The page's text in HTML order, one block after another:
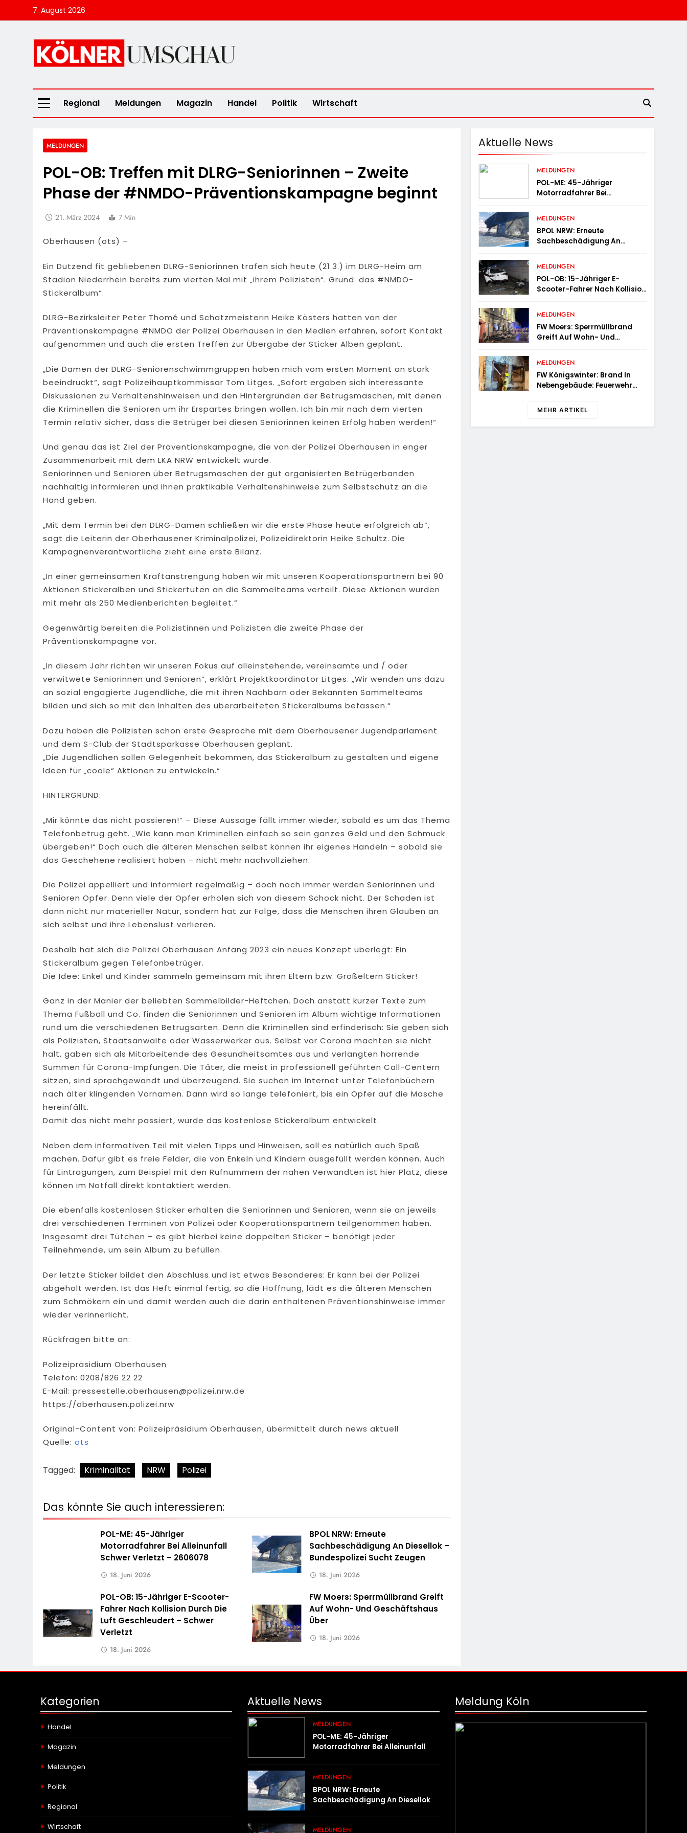
to
7. August 2026
Kölner Umschau
Regional Meldungen Magazin Handel Politik Wirtschaft
MELDUNGEN
POL-OB: Treffen mit DLRG-Seniorinnen – Zweite
Phase der #NMDO-Präventionskampagne beginnt
21. März 2024 7 Min
Oberhausen (ots) –
Ein Dutzend fit gebliebenen DLRG-Seniorinnen trafen sich heute (21.3.) im DLRG-Heim am
Stadion Niederrhein bereits zum vierten Mal mit „ihrem Polizisten“. Grund: das #NMDO-
Stickeralbum“.
DLRG-Bezirksleiter Peter Thomé und Schatzmeisterin Heike Kösters hatten von der
Präventionskampagne #NMDO der Polizei Oberhausen in den Medien erfahren, sofort Kontakt
aufgenommen und auch die ersten Treffen zur Übergabe der Sticker Alben geplant.
„Die Damen der DLRG-Seniorenschwimmgruppen haben mich vom ersten Moment an stark
beeindruckt“, sagt Polizeihauptkommissar Tom Litges. „Sofort ergaben sich interessante
Diskussionen zu Verhaltenshinweisen und den Hintergründen der Betrugsmaschen, mit denen
die Kriminellen die Senioren um ihr Erspartes bringen wollen. Ich bin mir nach dem vierten
Termin relativ sicher, dass die Betrüger bei diesen Seniorinnen keinen Erfolg haben werden!“
Und genau das ist Ziel der Präventionskampagne, die von der Polizei Oberhausen in enger
Zusammenarbeit mit dem LKA NRW entwickelt wurde.
Seniorinnen und Senioren über Betrugsmaschen der gut organisierten Betrügerbanden
nachhaltig informieren und ihnen praktikable Verhaltenshinweise zum Selbstschutz an die
Hand geben.
„Mit dem Termin bei den DLRG-Damen schließen wir die erste Phase heute erfolgreich ab“,
sagt die Leiterin der Oberhausener Kriminalpolizei, Polizeidirektorin Heike Schultz. Die
Kampagnenverantwortliche zieht eine erste Bilanz.
„In einer gemeinsamen Kraftanstrengung haben wir mit unseren Kooperationspartnern bei 90
Aktionen Stickeralben und Stickertüten an die Sammelteams verteilt. Diese Aktionen wurden
mit mehr als 250 Medienberichten begleitet.“
Gegenwärtig bereiten die Polizistinnen und Polizisten die zweite Phase der
Präventionskampagne vor.
„In diesem Jahr richten wir unseren Fokus auf alleinstehende, vereinsamte und / oder
verwitwete Seniorinnen und Senioren“, erklärt Projektkoordinator Litges. „Wir wenden uns dazu
an sozial engagierte Jugendliche, die mit ihren Nachbarn oder Bekannten Sammelteams
bilden und sich so mit den Inhalten des überarbeiteten Stickeralbums befassen.“
Dazu haben die Polizisten schon erste Gespräche mit dem Oberhausener Jugendparlament
und dem S-Club der Stadtsparkasse Oberhausen geplant.
„Die Jugendlichen sollen Gelegenheit bekommen, das Stickeralbum zu gestalten und eigene
Ideen für „coole“ Aktionen zu entwickeln.“
HINTERGRUND:
„Mir könnte das nicht passieren!“ – Diese Aussage fällt immer wieder, sobald es um das Thema
Telefonbetrug geht. „Wie kann man Kriminellen einfach so sein ganzes Geld und den Schmuck
übergeben!“ Doch auch die älteren Menschen selbst können ihr eigenes Handeln – sobald sie
das Geschehene realisiert haben – nicht mehr nachvollziehen.
Die Polizei appelliert und informiert regelmäßig – doch noch immer werden Seniorinnen und
Senioren Opfer. Denn viele der Opfer erholen sich von diesem Schock nicht. Der Schaden ist
dann nicht nur materieller Natur, sondern hat zur Folge, dass die Menschen ihren Glauben an
sich selbst und ihre Lebenslust verlieren.
Deshalb hat sich die Polizei Oberhausen Anfang 2023 ein neues Konzept überlegt: Ein
Stickeralbum gegen Telefonbetrüger.
Die Idee: Enkel und Kinder sammeln gemeinsam mit ihren Eltern bzw. Großeltern Sticker!
Ganz in der Manier der beliebten Sammelbilder-Heftchen. Doch anstatt kurzer Texte zum
Thema Fußball und Co. finden die Seniorinnen und Senioren im Album wichtige Informationen
rund um die verschiedenen Betrugsarten. Denn die Kriminellen sind erfinderisch: Sie geben sich
als Polizisten, Staatsanwälte oder Wasserwerker aus. Selbst vor Corona machten sie nicht
halt, gaben sich als Mitarbeitende des Gesundheitsamtes aus und verlangten horrende
Summen für Corona-Impfungen. Die Täter, die meist in professionell geführten Call-Centern
sitzen, sind sprachgewandt und überzeugend. Sie suchen im Internet unter Telefonbüchern
nach älter klingenden Vornamen. Dann wird so lange telefoniert, bis ein Opfer auf die Masche
hereinfällt.
Damit das nicht mehr passiert, wurde das kostenlose Stickeralbum entwickelt.
Neben dem informativen Teil mit vielen Tipps und Hinweisen, soll es natürlich auch Spaß
machen. Dafür gibt es freie Felder, die von Enkeln und Kindern ausgefüllt werden können. Auch
für Eintragungen, zum Beispiel mit den Rufnummern der nahen Verwandten ist hier Platz, diese
können im Notfall direkt kontaktiert werden.
Die ebenfalls kostenlosen Sticker erhalten die Seniorinnen und Senioren, wenn sie an jeweils
drei verschiedenen Terminen von Polizei oder Kooperationspartnern teilgenommen haben.
Insgesamt drei Tütchen – es gibt hierbei keine doppelten Sticker – benötigt jeder
Teilnehmende, um sein Album zu befüllen.
Der letzte Sticker bildet den Abschluss und ist etwas Besonderes: Er kann bei der Polizei
abgeholt werden. Ist das Heft einmal fertig, so die Hoffnung, lädt es die älteren Menschen
zum Schmökern ein und damit werden auch die darin enthaltenen Präventionshinweise immer
wieder verinnerlicht.
Rückfragen bitte an:
Polizeipräsidium Oberhausen
Telefon: 0208/826 22 22
E-Mail: pressestelle.oberhausen@polizei.nrw.de
https://oberhausen.polizei.nrw
Original-Content von: Polizeipräsidium Oberhausen, übermittelt durch news aktuell
Quelle: ots
Tagged: Kriminalität NRW Polizei
Das könnte Sie auch interessieren:
POL-ME: 45-Jähriger
Motorradfahrer Bei Alleinunfall
Schwer Verletzt – 2606078
18. Juni 2026
BPOL NRW: Erneute
Sachbeschädigung An Diesellok –
Bundespolizei Sucht Zeugen
18. Juni 2026
POL-OB: 15-Jähriger E-Scooter-
Fahrer Nach Kollision Durch Die
Luft Geschleudert – Schwer
Verletzt
18. Juni 2026
FW Moers: Sperrmüllbrand Greift
Auf Wohn- Und Geschäftshaus
Über
18. Juni 2026
Aktuelle News
MELDUNGEN
POL-ME: 45-Jähriger
Motorradfahrer Bei
MELDUNGEN
BPOL NRW: Erneute
Sachbeschädigung An
Sucht Zeugen
MELDUNGEN
POL-OB: 15-Jähriger E-
Scooter-Fahrer Nach Kollision
Schwer Verletzt
MELDUNGEN
FW Moers: Sperrmüllbrand
Greift Auf Wohn- Und
MELDUNGEN
FW Königswinter: Brand In
Nebengebäude: Feuerwehr
Wohnhäuser
MEHR ARTIKEL
Kategorien
Handel
Magazin
Meldungen
Politik
Regional
Wirtschaft
Aktuelle News
MELDUNGEN
POL-ME: 45-Jähriger
Motorradfahrer Bei Alleinunfall
MELDUNGEN
BPOL NRW: Erneute
Sachbeschädigung An Diesellok –
MELDUNGEN
Meldung Köln